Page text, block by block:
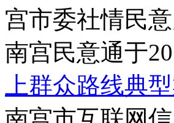
宫市委社情民
南宫民意通于
上群众路线典